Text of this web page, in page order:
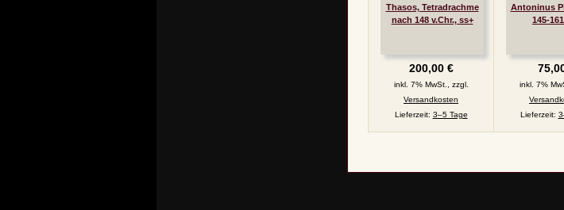
Thasos, Tetradrachme
nach 148 v.Chr., ss+
200,00 €
inkl. 7% MwSt., zzgl.
Versandkosten
Lieferzeit: 3–5 Tage
Antoninus
145-
inkl. 7%
Lieferzeit: